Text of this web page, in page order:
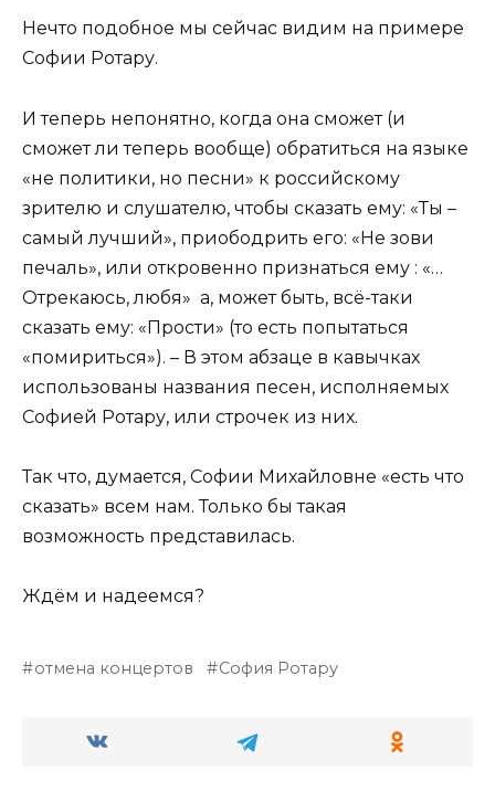
Нечто подобное мы сейчас видим на примере
Софии Ротару.
И теперь непонятно, когда она сможет (и
сможет ли теперь вообще) обратиться на языке
«не политики, но песни» к российскому
зрителю и слушателю, чтобы сказать ему: «Ты –
самый лучший», приободрить его: «Не зови
печаль», или откровенно признаться ему : «…
Отрекаюсь, любя» а, может быть, всё-таки
сказать ему: «Прости» (то есть попытаться
«помириться»). – В этом абзаце в кавычках
использованы названия песен, исполняемых
Софией Ротару, или строчек из них.
Так что, думается, Софии Михайловне «есть что
сказать» всем нам. Только бы такая
возможность представилась.
Ждём и надеемся?
отмена концертов София Ротару